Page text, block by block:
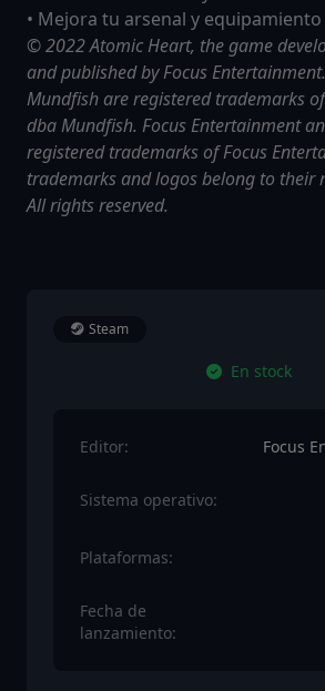
• Mejora tu arsenal y equipamiento
© 2022 Atomic Heart, the game
and published by Focus
Mundfish are registered trademarks
dba Mundfish. Focus Entertainment
registered trademarks of Focus
trademarks and logos belong to their
All rights reserved.
Steam
En stock
Editor: Focus
Sistema operativo:
Plataformas:
Fecha de
lanzamiento: